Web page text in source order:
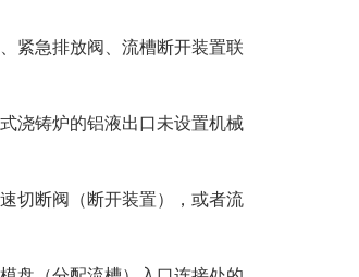
紧急排放阀、流槽断开装置联
浇铸炉的铝液出口未设置机械
切断阀（断开装置），或者流